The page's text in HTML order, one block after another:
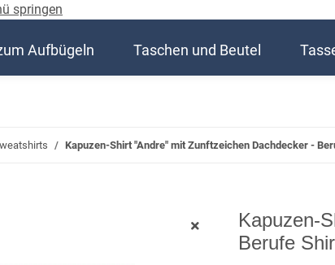
springen
Aufbügeln Taschen und Beutel
Kapuzen-Shirt "Andre" mit Zunftzeichen Dachdecker -
Kapuzen-
Berufe